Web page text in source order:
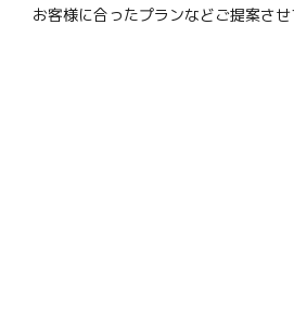
お客様に合ったプランなどご提案さ